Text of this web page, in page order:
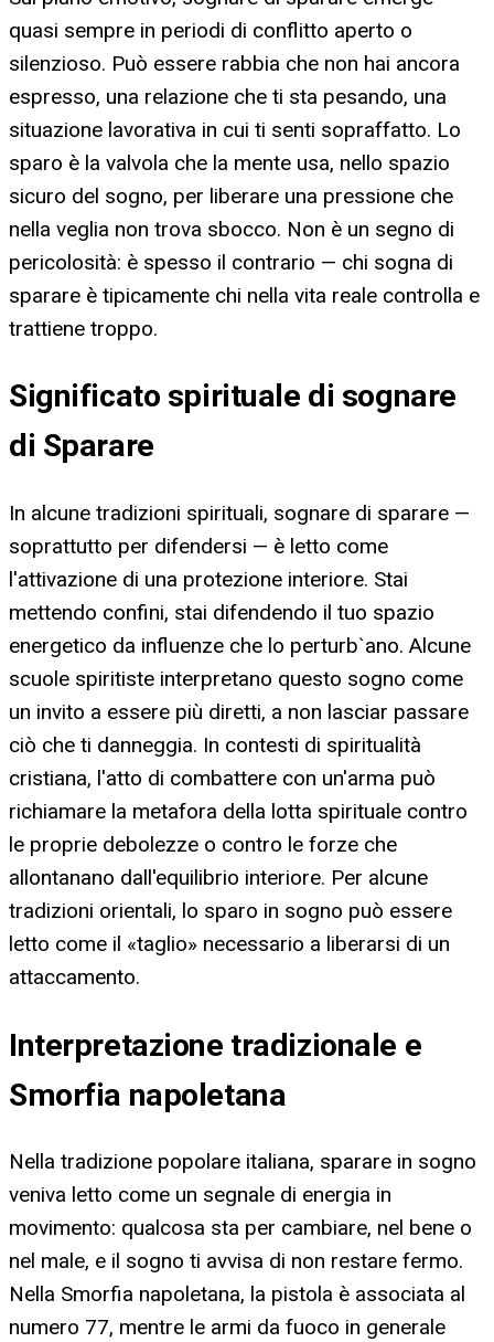
quasi sempre in periodi di conflitto aperto o
silenzioso. Può essere rabbia che non hai ancora
espresso, una relazione che ti sta pesando, una
situazione lavorativa in cui ti senti sopraffatto. Lo
sparo è la valvola che la mente usa, nello spazio
sicuro del sogno, per liberare una pressione che
nella veglia non trova sbocco. Non è un segno di
pericolosità: è spesso il contrario — chi sogna di
sparare è tipicamente chi nella vita reale controlla e
trattiene troppo.
Significato spirituale di sognare
di Sparare
In alcune tradizioni spirituali, sognare di sparare —
soprattutto per difendersi — è letto come
l'attivazione di una protezione interiore. Stai
mettendo confini, stai difendendo il tuo spazio
energetico da influenze che lo perturb`ano. Alcune
scuole spiritiste interpretano questo sogno come
un invito a essere più diretti, a non lasciar passare
ciò che ti danneggia. In contesti di spiritualità
cristiana, l'atto di combattere con un'arma può
richiamare la metafora della lotta spirituale contro
le proprie debolezze o contro le forze che
allontanano dall'equilibrio interiore. Per alcune
tradizioni orientali, lo sparo in sogno può essere
letto come il «taglio» necessario a liberarsi di un
attaccamento.
Interpretazione tradizionale e
Smorfia napoletana
Nella tradizione popolare italiana, sparare in sogno
veniva letto come un segnale di energia in
movimento: qualcosa sta per cambiare, nel bene o
nel male, e il sogno ti avvisa di non restare fermo.
Nella Smorfia napoletana, la pistola è associata al
numero 77, mentre le armi da fuoco in generale